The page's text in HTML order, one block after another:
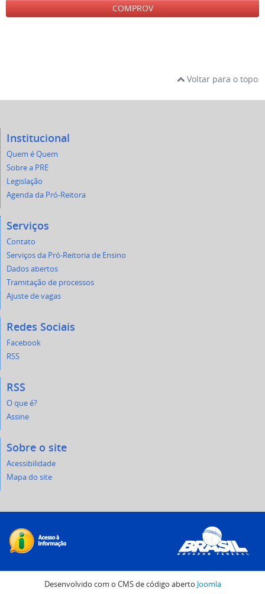
COMPROV
Voltar para o topo
Institucional
Quem é Quem
Sobre a PRE
Legislação
Agenda da Pró-Reitora
Serviços
Contato
Serviços da Pró-Reitoria de Ensino
Dados abertos
Tramitação de processos
Ajuste de vagas
Redes Sociais
Facebook
RSS
RSS
O que é?
Assine
Sobre o site
Acessibilidade
Mapa do site
Desenvolvido com o CMS de código aberto Joomla